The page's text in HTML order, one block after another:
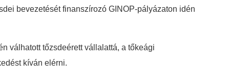
bevezetését finanszírozó GINOP-pályázaton idén
válhatott tőzsdeérett vállalattá, a tőkeági
kíván elérni.